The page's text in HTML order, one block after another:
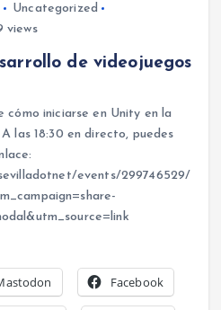
Uncategorized
views
de videojuegos
cómo iniciarse en Unity en la
las 18:30 en directo, puedes
events/299746529/
Facebook